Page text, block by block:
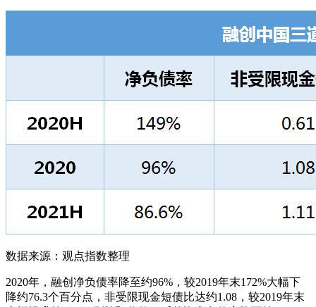
数据来源：观点指数整理
2020年，融创净负债率降至约96%，较2019年末172%大幅下
降约76.3个百分点，非受限现金短债比达约1.08，较2019年末